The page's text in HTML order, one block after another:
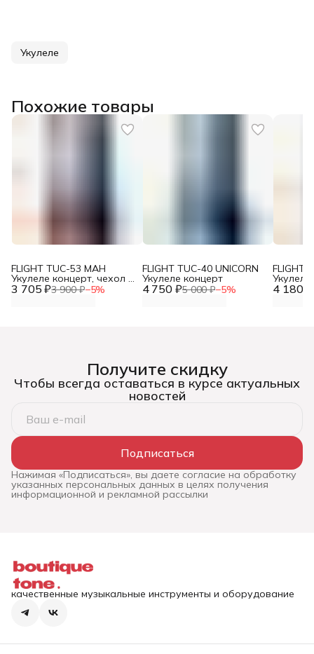
Укулеле
Похожие товары
3 705 ₽3 900 ₽−5%
FLIGHT TUC-53 MAH
Укулеле концерт, чехол в
комплекте 4 750 ₽5 000 ₽−5%
FLIGHT TUC-40 UNICORN
Укулеле концерт
4 180 ₽
FLIGHT
чехлом
Получите скидку
Чтобы всегда оставаться в курсе актуальных
новостей
Подписаться
Нажимая «Подписаться», вы даете согласие на обработку
указанных персональных данных в целях получения
информационной и рекламной рассылки
качественные музыкальные инструменты и оборудование